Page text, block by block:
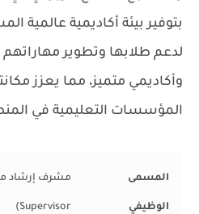
بتوفير بيئة أكاديمية عالمية
لدعم طلابها وتطوير مهاراتهم
وأكاديمي متميز، مما يعزز
المؤسسات التعليمية في
المسمى
الوظيفي Supervisor)